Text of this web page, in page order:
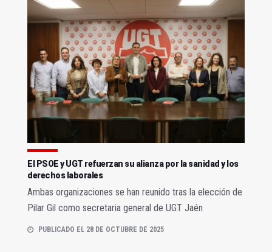
El PSOE y UGT refuerzan su alianza por la sanidad y los
derechos laborales
Ambas organizaciones se han reunido tras la elección de
Pilar Gil como secretaria general de UGT Jaén
PUBLICADO EL 28 DE OCTUBRE DE 2025